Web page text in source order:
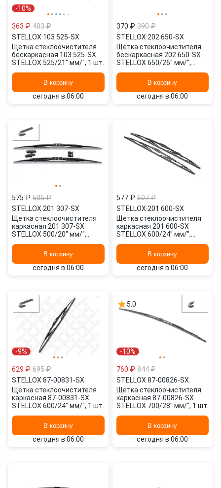
-10%
363 ₽ 403 ₽
STELLOX·103 525-SX
Щетка стеклоочистителя
бескаркасная 103 525-SX
STELLOX 525/21" мм/", 1 шт.
В корзину
сегодня в 06:00
370 ₽ 390 ₽
STELLOX·202 650-SX
Щетка стеклоочистителя
бескаркасная 202 650-SX
STELLOX 650/26" мм/",
В корзину
сегодня в 06:00
575 ₽ 605 ₽
STELLOX·201 307-SX
Щетка стеклоочистителя
каркасная 201 307-SX
STELLOX 500/20" мм/",
В корзину
сегодня в 06:00
577 ₽ 607 ₽
STELLOX·201 600-SX
Щетка стеклоочистителя
каркасная 201 600-SX
STELLOX 600/24" мм/",
В корзину
сегодня в 06:00
-9%
629 ₽ 695 ₽
STELLOX·87-00831-SX
Щетка стеклоочистителя
каркасная 87-00831-SX
STELLOX 600/24" мм/", 1 шт.
В корзину
сегодня в 06:00
5.0
-10%
760 ₽ 844 ₽
STELLOX·87-00826-SX
Щетка стеклоочистителя
каркасная 87-00826-SX
STELLOX 700/28" мм/", 1 шт.
В корзину
сегодня в 06:00